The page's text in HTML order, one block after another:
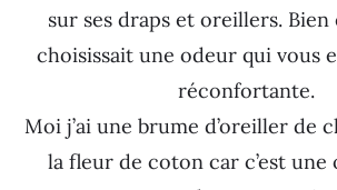
sur ses draps et oreillers.
choisissait une odeur qui vous
réconfortante.
Moi j’ai une brume d’oreiller de
la fleur de coton car c’est une